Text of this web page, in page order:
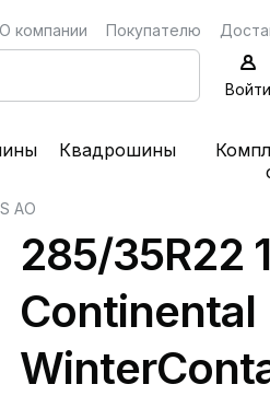
О компании Покупателю
Войти
Квадрошины
AO
285/35R22
Continental